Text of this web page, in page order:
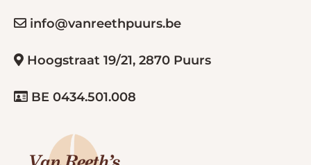
info@vanreethpuurs.be
Hoogstraat 19/21, 2870 Puurs
BE 0434.501.008